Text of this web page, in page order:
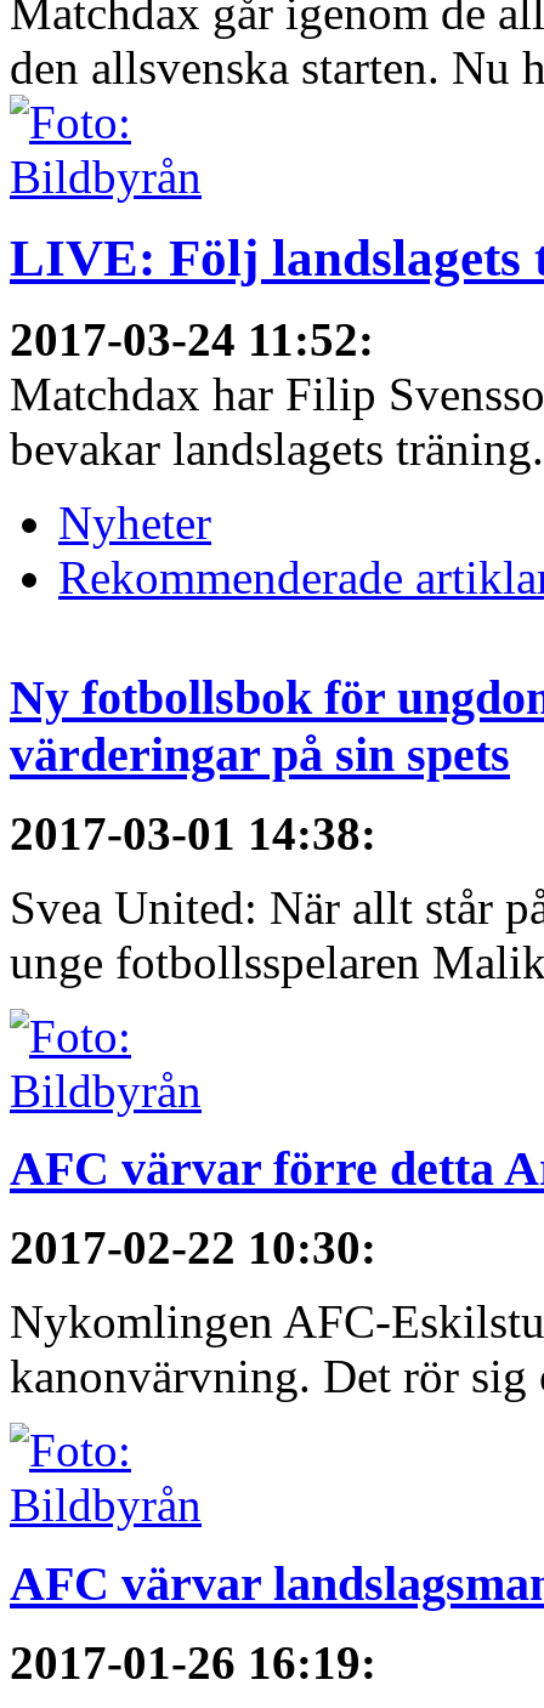
Matchdax går igenom de
den allsvenska starten. Nu
LIVE: Följ landslagets
2017-03-24 11:52:
Matchdax har Filip
bevakar landslagets
Nyheter
Rekommenderade
Ny fotbollsbok för
värderingar på sin spets
2017-03-01 14:38:
Svea United: När allt står
unge fotbollsspelaren
AFC värvar förre detta
2017-02-22 10:30:
Nykomlingen AFC-
kanonvärvning. Det rör sig
AFC värvar
2017-01-26 16:19: